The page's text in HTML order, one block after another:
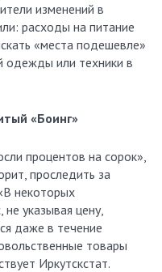
изменений в
расходы на питание
«места подешевле»
одежды или техники в
«Боинг»
процентов на сорок»,
проследить за
некоторых
указывая цену,
даже в течение
товары
Иркутскстат.